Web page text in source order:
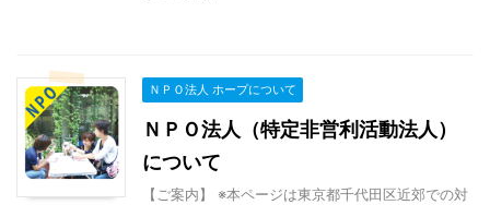
ＮＰＯ法人 ホープについて
ＮＰＯ法人（特定非営利活動法人）
について
【ご案内】 ※本ページは東京都千代田区近郊での対